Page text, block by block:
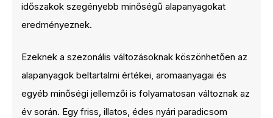
időszakok szegényebb minőségű alapanyagokat
eredményeznek.
Ezeknek a szezonális változásoknak köszönhetően az
alapanyagok beltartalmi értékei, aromaanyagai és
egyéb minőségi jellemzői is folyamatosan változnak az
év során. Egy friss, illatos, édes nyári paradicsom